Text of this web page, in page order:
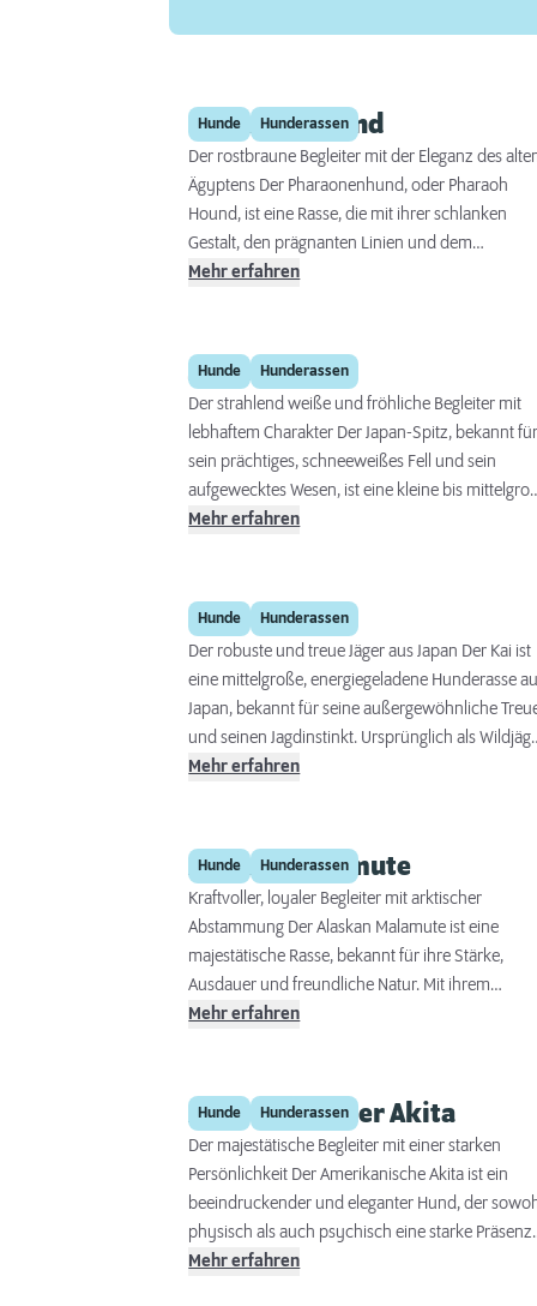
Hunde Hunderassen
Pharaonenhund
Der rostbraune Begleiter mit der Eleganz des
Ägyptens Der Pharaonenhund, oder Pharaoh
Hound, ist eine Rasse, die mit ihrer schlanken
Gestalt, den prägnanten Linien und dem
markanten Gesichtsausdruck die Blicke auf sich
Geschichte. Er ist nicht nur für sein äußeres
Erscheinungsbild bekannt, sondern auch für
seinen intelligenten, lebhaften und liebevollen
Charakter. Der Pharaonenhund gilt als nationaler
Schatz Maltas, seine Geschichte ist ebenso
faszinierend wie seine Persönlichkeit.
Mehr erfahren
Hunde Hunderassen
Japan-Spitz
Der strahlend weiße und fröhliche Begleiter mit
lebhaftem Charakter Der Japan-Spitz, bekannt für
sein prächtiges, schneeweißes Fell und sein
aufgewecktes Wesen, ist eine kleine bis
Hunderasse, die sich durch ihre Freundlichkeit,
Einzelpersonen, die einen treuen und
lebensfrohen Gefährten suchen. Eine liebevolle
Erziehung, verbunden mit regelmäßigen geistigen
und körperlichen Aktivitäten, ist essenziell, um
ihren natürlichen Spieltrieb zu befriedigen und sie
glücklich zu halten.
Mehr erfahren
Hunde Hunderassen
Kai
Der robuste und treue Jäger aus Japan Der Kai ist
eine mittelgroße, energiegeladene Hunderasse
Japan, bekannt für seine außergewöhnliche
und seinen Jagdinstinkt. Ursprünglich als
in den Bergregionen Japans eingesetzt, hat sich
einem mutigen und freundlichen Wesen, macht
ihn zu einem einzigartigen Begleiter für diejenigen,
die ein aktives Leben führen.
Mehr erfahren
Hunde Hunderassen
Alaskan Malamute
Kraftvoller, loyaler Begleiter mit arktischer
Abstammung Der Alaskan Malamute ist eine
majestätische Rasse, bekannt für ihre Stärke,
Ausdauer und freundliche Natur. Mit ihrem
kräftigen Körperbau und einem stark
bereit sind, den Bedürfnissen eines großen,
energiegeladenen Hundes gerecht zu werden.
Mehr erfahren
Hunde Hunderassen
Amerikanischer Akita
Der majestätische Begleiter mit einer starken
Persönlichkeit Der Amerikanische Akita ist ein
beeindruckender und eleganter Hund, der
physisch als auch psychisch eine starke Präsenz
ausstrahlt. Er ist ein loyaler und liebevoller
Mehr erfahren